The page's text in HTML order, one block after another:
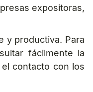
expositoras,
y productiva. Para
fácilmente la
contacto con los